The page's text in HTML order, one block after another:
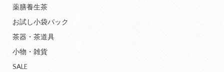
薬膳養生茶
お試し小袋パック
茶器・茶道具
小物・雑貨
SALE